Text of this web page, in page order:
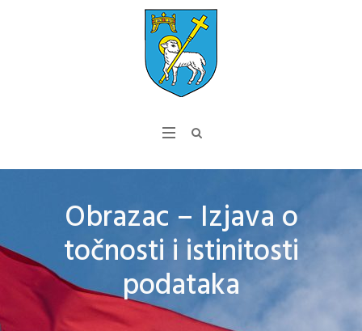
Obrazac – Izjava o
točnosti i istinitosti
podataka